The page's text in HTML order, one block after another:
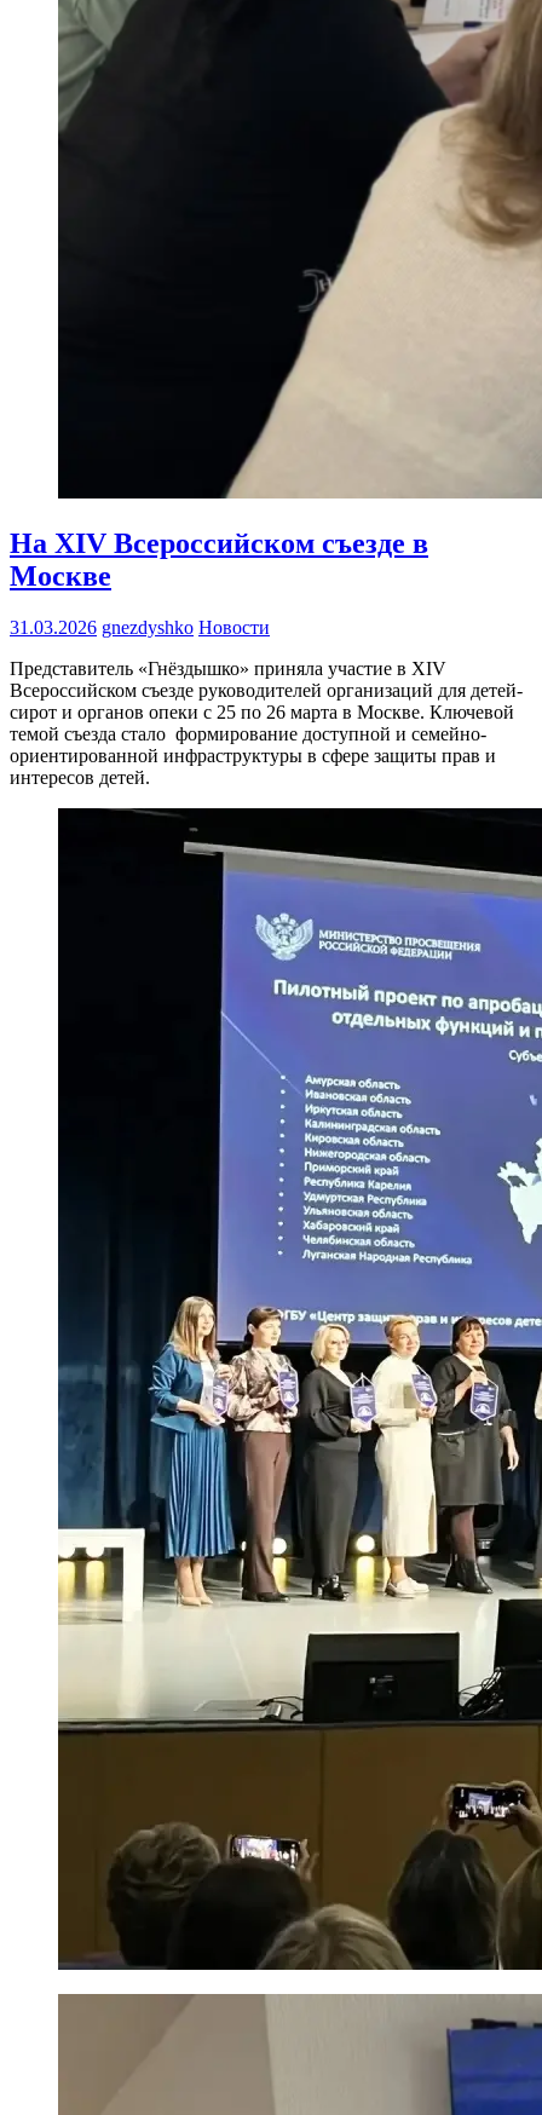
На XIV Всероссийском съезде в
Москве
31.03.2026 gnezdyshko Новости
Представитель «Гнёздышко» приняла участие в XIV
Всероссийском съезде руководителей организаций для детей-
сирот и органов опеки с 25 по 26 марта в Москве. Ключевой
темой съезда стало формирование доступной и семейно-
ориентированной инфраструктуры в сфере защиты прав и
интересов детей.